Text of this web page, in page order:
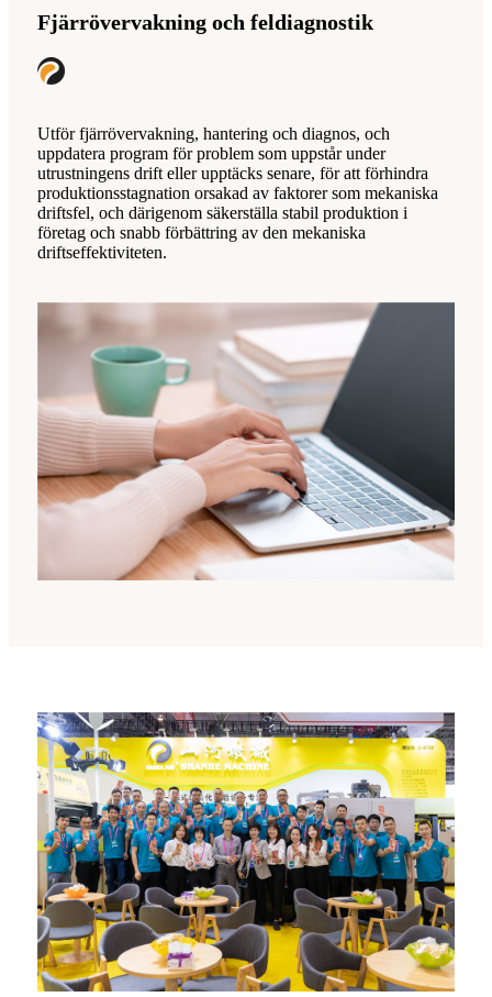
Fjärrövervakning och feldiagnostik
Utför fjärrövervakning, hantering och diagnos, och
uppdatera program för problem som uppstår under
utrustningens drift eller upptäcks senare, för att förhindra
produktionsstagnation orsakad av faktorer som mekaniska
driftsfel, och därigenom säkerställa stabil produktion i
företag och snabb förbättring av den mekaniska
driftseffektiviteten.